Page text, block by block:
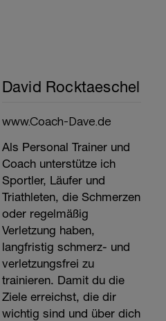
David Rocktaeschel
www.Coach-Dave.de
Als Personal Trainer und
Coach unterstütze ich
Sportler, Läufer und
Triathleten, die Schmerzen
oder regelmäßig
Verletzung haben,
langfristig schmerz- und
verletzungsfrei zu
trainieren. Damit du die
Ziele erreichst, die dir
wichtig sind und über dich